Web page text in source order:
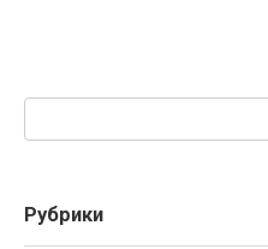
Рубрики